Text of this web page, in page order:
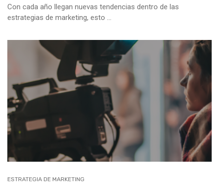
Con cada año llegan nuevas tendencias dentro de las
estrategias de marketing, esto ...
ESTRATEGIA DE MARKETING